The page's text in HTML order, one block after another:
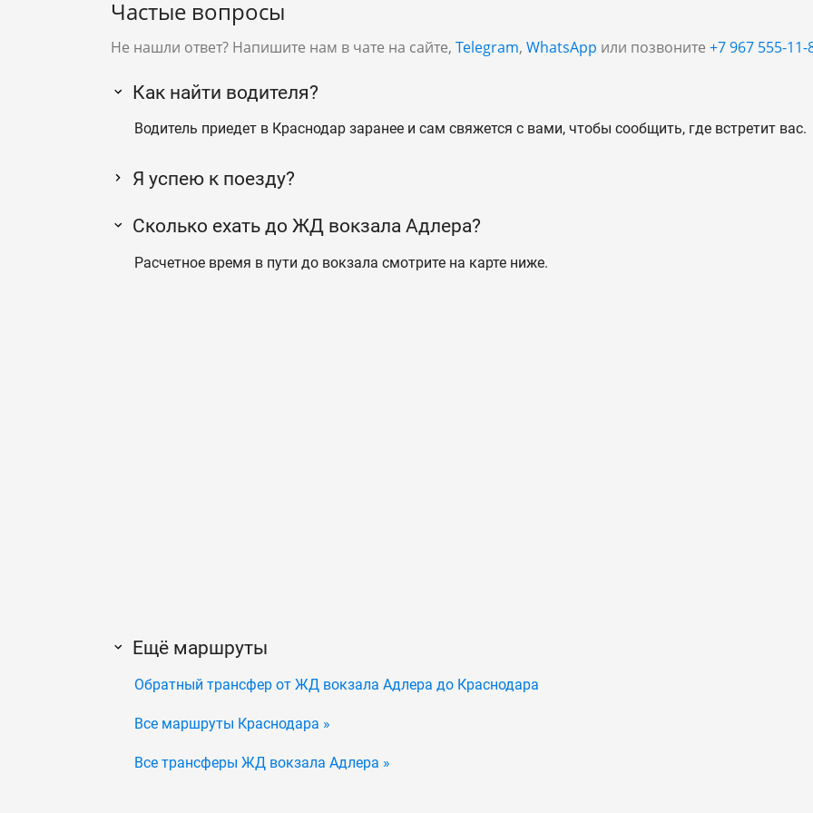
Частые вопросы
Не нашли ответ? Напишите нам в чате на сайте, Telegram, WhatsApp или позвоните +7 967 555-11-
Как найти водителя?
Водитель приедет в Краснодар заранее и сам свяжется с вами, чтобы сообщить, где встретит вас.
Я успею к поезду?
Сколько ехать до ЖД вокзала Адлера?
Расчетное время в пути до вокзала смотрите на карте ниже.
Ещё маршруты
Обратный трансфер от ЖД вокзала Адлера до Краснодара
Все маршруты Краснодара »
Все трансферы ЖД вокзала Адлера »